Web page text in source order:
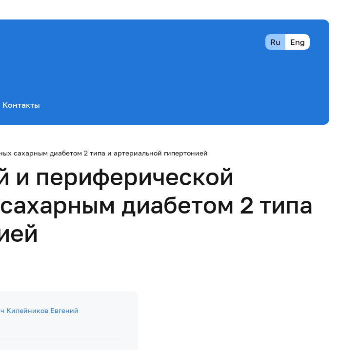
Ru Eng
Контакты
сахарным диабетом 2 типа и артериальной гипертонией
и периферической
диабетом 2 типа
Килейников Евгений